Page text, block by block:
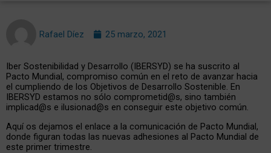
Rafael Díez 25 marzo, 2021
Iber Sostenibilidad y Desarrollo (IBERSYD) se ha suscrito al
Pacto Mundial, compromiso común en el reto de avanzar hacia
el cumpliendo de los Objetivos de Desarrollo Sostenible. En
IBERSYD estamos no sólo comprometid@s, sino también
implicad@s e ilusionad@s en conseguir este objetivo común.
Aquí os dejamos el enlace a la comunicación de Pacto Mundial,
donde figuran todas las nuevas adhesiones al Pacto Mundial de
este primer trimestre.